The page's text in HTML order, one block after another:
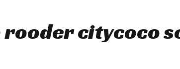
citycoco